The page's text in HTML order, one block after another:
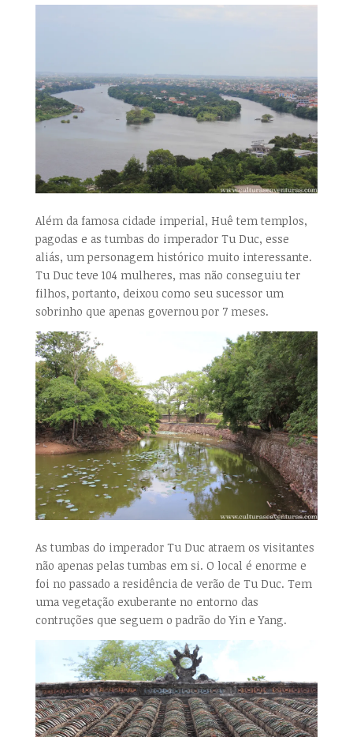
Além da famosa cidade imperial, Huê tem templos,
pagodas e as tumbas do imperador Tu Duc, esse
aliás, um personagem histórico muito interessante.
Tu Duc teve 104 mulheres, mas não conseguiu ter
filhos, portanto, deixou como seu sucessor um
sobrinho que apenas governou por 7 meses.
As tumbas do imperador Tu Duc atraem os visitantes
não apenas pelas tumbas em si. O local é enorme e
foi no passado a residência de verão de Tu Duc. Tem
uma vegetação exuberante no entorno das
contruções que seguem o padrão do Yin e Yang.